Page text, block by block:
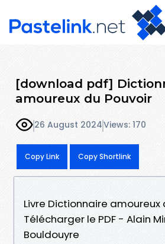
[download pdf]
amoureux du Pouvoir
26 August 2024Views: 170
Copy Link Copy Shortlink
Livre Dictionnaire amoureux
Télécharger le PDF - Alain
Bouldouyre